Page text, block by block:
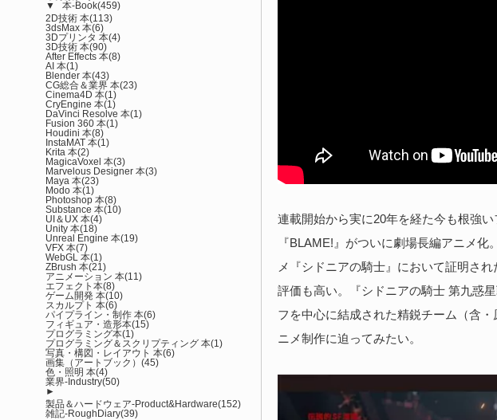
連載開始から実に20年を経た今も根強
『BLAME!』がついに劇場長編アニメ
メ『シドニアの騎士』において証明さ
評価も高い。『シドニアの騎士 第九惑
フを中心に結成された精鋭チーム（含
ニメ制作に迫ってみたい。
▼
本-Book(459)
2D技術 本(113)
3dsMax 本(6)
3Dプリンタ 本(4)
3D技術 本(90)
After Effects 本(8)
AI 本(1)
Blender 本(43)
CG総合＆業界 本(23)
Cinema4D 本(1)
CryEngine 本(1)
DaVinci Resolve 本(1)
Fusion 360 本(1)
Houdini 本(8)
InstaMAT 本(1)
Krita 本(2)
MagicaVoxel 本(3)
Marvelous Designer 本(3)
Maya 本(23)
Modo 本(1)
Photoshop 本(8)
Substance 本(10)
UI＆UX 本(4)
Unity 本(18)
Unreal Engine 本(19)
VFX 本(7)
WebGL 本(1)
ZBrush 本(21)
アニメーション 本(11)
エフェクト本(8)
ゲーム開発 本(10)
スカルプト 本(6)
パイプライン・制作 本(6)
フィギュア・造形本(15)
プログラミング本(1)
プログラミング＆スクリプティング 本(1)
写真・構図・レイアウト 本(6)
画集（アートブック） (45)
色・照明 本(4)
業界-Industry(50)
►
製品＆ハードウェア-Product&Hardware(152)
雑記-RoughDiary(39)